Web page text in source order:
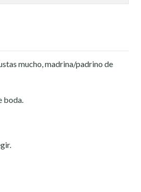
mucho, madrina/padrino de
boda.